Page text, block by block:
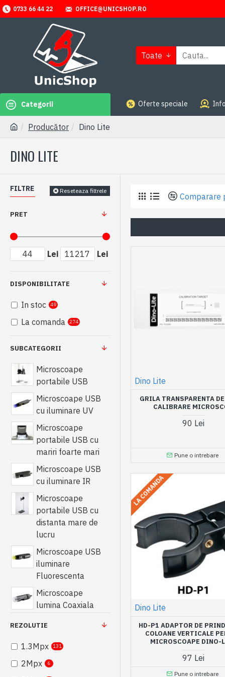
0733 66 44 22 OFFICE@UNICSHOP.RO
Toate
Categorii Oferte speciale
Producător Dino Lite
DINO LITE
FILTRE Reseteaza filtrele
PRET
Lei Lei
SUBCATEGORII
Microscoape
portabile USB
Microscoape USB
cu iluminare UV
Microscoape
portabile USB cu
mariri foarte mari
Microscoape USB
cu iluminare IR
Microscoape
portabile USB cu
distanta mare de
lucru
Microscoape USB
iluminare
Fluorescenta
Microscoape
lumina Coaxiala
Microscoape USB
Stroboscopica
Microscoape
REZOLUTIE
1.3Mpx 131
2Mpx 6
DISPONIBILITATE
In stoc 49
La comanda 274
Comparare
Dino Lite
GRILA TRANSPARENTA
CALIBRARE
90 Lei
Pune o intrebare
LA COMANDA
Dino Lite
HD-P1 ADAPTOR DE
COLOANE VERTICALE
MICROSCOAPE DINO-
97 Lei
Pune o intrebare